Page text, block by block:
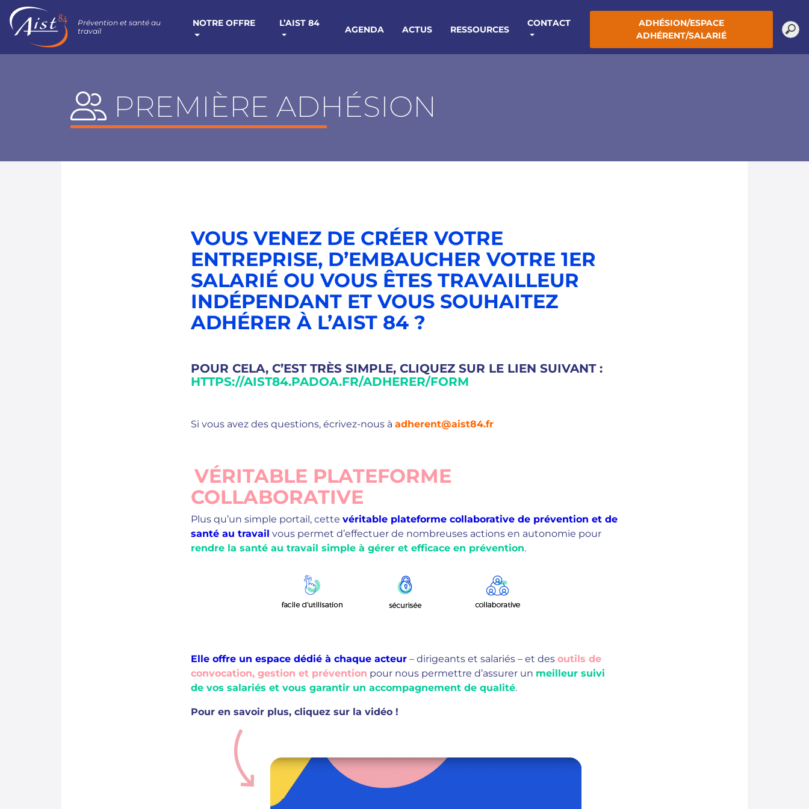
Prévention et santé au
travail
NOTRE OFFRE L’AIST 84
AGENDA ACTUS RESSOURCES
CONTACT
ADHÉSION/ESPACE
ADHÉRENT/SALARIÉ
PREMIÈRE ADHÉSION
VOUS VENEZ DE CRÉER VOTRE
ENTREPRISE, D’EMBAUCHER VOTRE 1ER
SALARIÉ OU VOUS ÊTES TRAVAILLEUR
INDÉPENDANT ET VOUS SOUHAITEZ
ADHÉRER À L’AIST 84 ?
POUR CELA, C’EST TRÈS SIMPLE, CLIQUEZ SUR LE LIEN SUIVANT :
HTTPS://AIST84.PADOA.FR/ADHERER/FORM
Si vous avez des questions, écrivez-nous à adherent@aist84.fr
VÉRITABLE PLATEFORME
COLLABORATIVE
Plus qu’un simple portail, cette véritable plateforme collaborative de prévention et de
santé au travail vous permet d’effectuer de nombreuses actions en autonomie pour
rendre la santé au travail simple à gérer et efficace en prévention.
Elle offre un espace dédié à chaque acteur – dirigeants et salariés – et des outils de
convocation, gestion et prévention pour nous permettre d’assurer un meilleur suivi
de vos salariés et vous garantir un accompagnement de qualité.
Pour en savoir plus, cliquez sur la vidéo !